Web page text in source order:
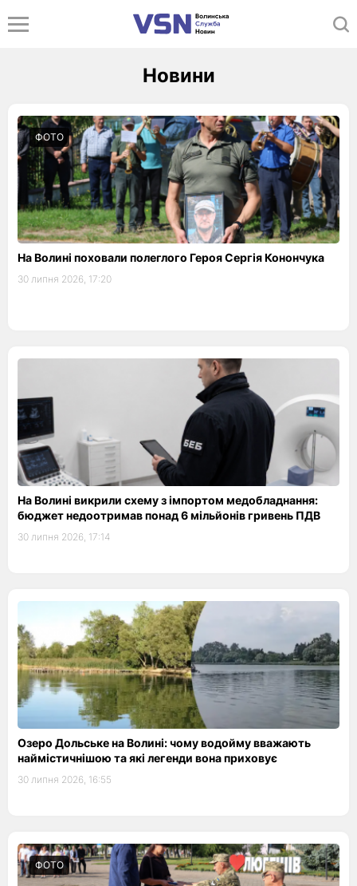
Новини
ФОТО
На Волині поховали полеглого Героя Сергія Конончука
30 липня 2026, 17:20
На Волині викрили схему з імпортом медобладнання:
бюджет недоотримав понад 6 мільйонів гривень ПДВ
30 липня 2026, 17:14
Озеро Дольське на Волині: чому водойму вважають
наймістичнішою та які легенди вона приховує
30 липня 2026, 16:55
ФОТО